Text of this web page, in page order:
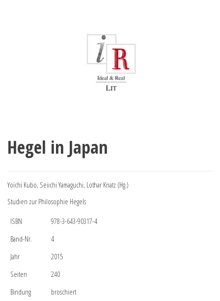
Hegel in Japan
Yoichi Kubo, Seiichi Yamaguchi, Lothar Knatz (Hg.)
Studien zur Philosophie Hegels
ISBN
978-3-643-90317-4
Band-Nr.
4
Jahr
2015
Seiten
240
Bindung
broschiert